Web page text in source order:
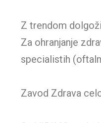
Z trendom
Za ohranjanje
specialistih
Zavod Zdrava